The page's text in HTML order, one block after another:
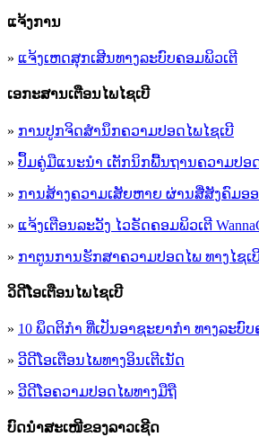
ແຈ້ງການ
» ແຈ້ງເຫດສຸກເສີນທາງລະບົບຄອມພິວເຕີ
ເອ​ກະ​ສານເຕືອນໄພໄຊເບີ
» ການປູກຈິດສໍານຶກຄວາມປອດໄພໄຊເບີ
» ປຶ້ມຄູ່ມືແນະນໍາ ເຕັກນິກພື້ນຖານຄວາມປອດ
» ການສ້າງຄວາມເສັຍຫາຍ ຜ່ານສື່ສັງຄົມອ
» ແຈ້ງເຕືອນລະວັງ ໄວຣັດຄອມພິວເຕີ
» ກາຕູນການຮັກສາຄວາມປອດໄພ ທາງໄຊເ
ວິດີໂອເຕືອນໄພໄຊເບີ
» 10 ພຶດຕິກໍາ ທີ່ເປັນອາຊະຍາກໍາ ທາງລະບົ
» ວີດີໂອເຕືອນໄພທາງອິນເຕີເນັດ
» ວ​ີ​ດີ​ໂອ​ຄວາມ​ປອດ​ໄພ​ທາງ​ມື​ຖື
ບົດນຳສະເໜີຂອງລາວເຊີດ